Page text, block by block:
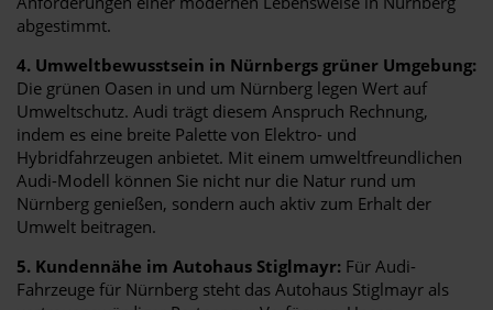
abgestimmt.
4. Umweltbewusstsein in Nürnbergs grüner Umgebung:
Die grünen Oasen in und um Nürnberg legen Wert auf
Umweltschutz. Audi trägt diesem Anspruch Rechnung,
indem es eine breite Palette von Elektro- und
Hybridfahrzeugen anbietet. Mit einem umweltfreundlichen
Audi-Modell können Sie nicht nur die Natur rund um
Nürnberg genießen, sondern auch aktiv zum Erhalt der
Umwelt beitragen.
5. Kundennähe im Autohaus Stiglmayr: Für Audi-
Fahrzeuge für Nürnberg steht das Autohaus Stiglmayr als